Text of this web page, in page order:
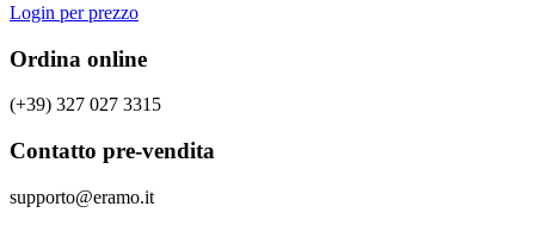
Login per prezzo
Ordina online
(+39) 327 027 3315
Contatto pre-vendita
supporto@eramo.it